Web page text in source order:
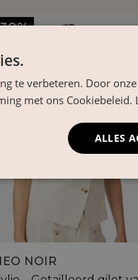
NOIR
te verbeteren. Door
met ons Cookiebeleid.
ALLES